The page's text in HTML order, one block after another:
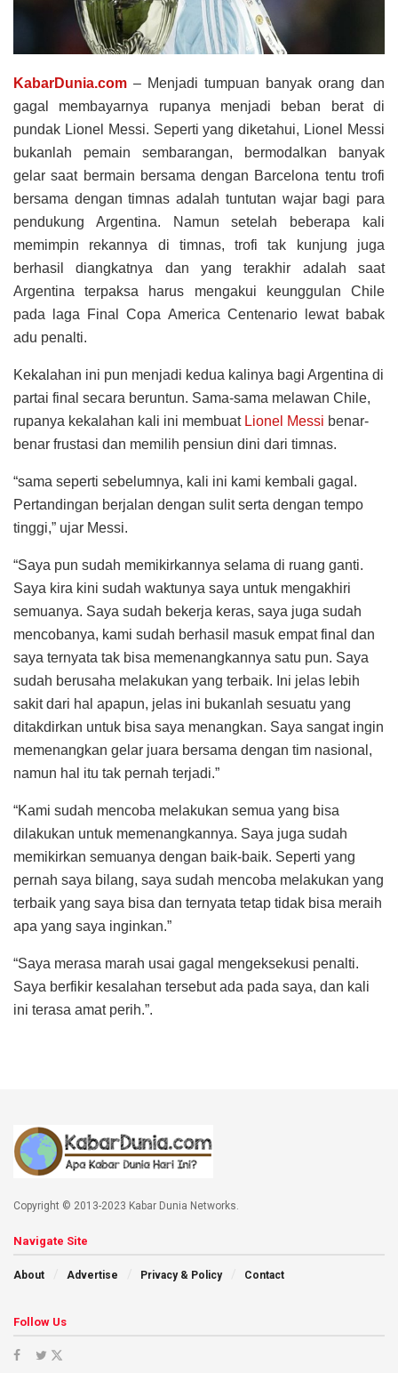
KabarDunia.com – Menjadi tumpuan banyak orang dan
gagal membayarnya rupanya menjadi beban berat di
pundak Lionel Messi. Seperti yang diketahui, Lionel Messi
bukanlah pemain sembarangan, bermodalkan banyak
gelar saat bermain bersama dengan Barcelona tentu trofi
bersama dengan timnas adalah tuntutan wajar bagi para
pendukung Argentina. Namun setelah beberapa kali
memimpin rekannya di timnas, trofi tak kunjung juga
berhasil diangkatnya dan yang terakhir adalah saat
Argentina terpaksa harus mengakui keunggulan Chile
pada laga Final Copa America Centenario lewat babak
adu penalti.
Kekalahan ini pun menjadi kedua kalinya bagi Argentina di
partai final secara beruntun. Sama-sama melawan Chile,
rupanya kekalahan kali ini membuatLionel Messi benar-
benar frustasi dan memilih pensiun dini dari timnas.
“sama seperti sebelumnya, kali ini kami kembali gagal.
Pertandingan berjalan dengan sulit serta dengan tempo
tinggi,” ujar Messi.
“Saya pun sudah memikirkannya selama di ruang ganti.
Saya kira kini sudah waktunya saya untuk mengakhiri
semuanya. Saya sudah bekerja keras, saya juga sudah
mencobanya, kami sudah berhasil masuk empat final dan
saya ternyata tak bisa memenangkannya satu pun. Saya
sudah berusaha melakukan yang terbaik. Ini jelas lebih
sakit dari hal apapun, jelas ini bukanlah sesuatu yang
ditakdirkan untuk bisa saya menangkan. Saya sangat ingin
memenangkan gelar juara bersama dengan tim nasional,
namun hal itu tak pernah terjadi.”
“Kami sudah mencoba melakukan semua yang bisa
dilakukan untuk memenangkannya. Saya juga sudah
memikirkan semuanya dengan baik-baik. Seperti yang
pernah saya bilang, saya sudah mencoba melakukan yang
terbaik yang saya bisa dan ternyata tetap tidak bisa meraih
apa yang saya inginkan.”
“Saya merasa marah usai gagal mengeksekusi penalti.
Saya berfikir kesalahan tersebut ada pada saya, dan kali
ini terasa amat perih.”.
Copyright © 2013-2023 Kabar Dunia Networks.
Navigate Site
About Advertise Privacy & Policy Contact
Follow Us